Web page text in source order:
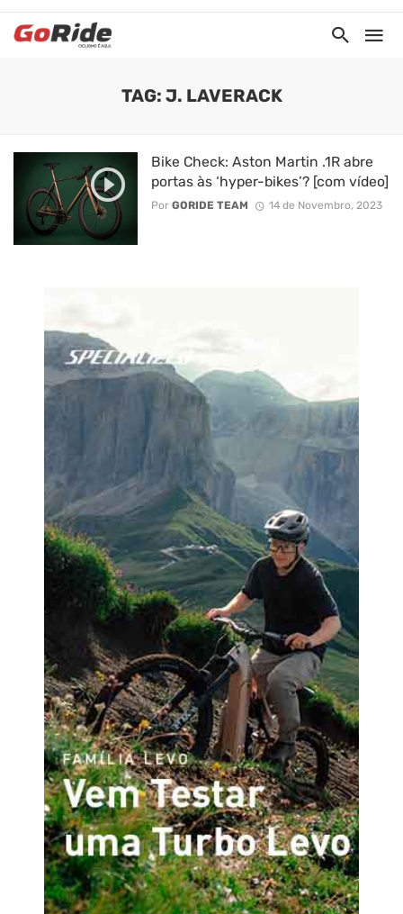
TAG: J. LAVERACK
Bike Check: Aston Martin .1R abre
portas às ‘hyper-bikes’? [com vídeo]
Por GORIDE TEAM 14 de Novembro, 2023